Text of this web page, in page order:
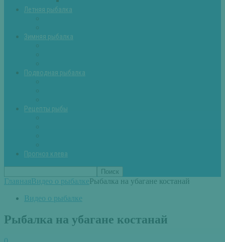
Летняя рыбалка
Зимняя рыбалка
Подводная рыбалка
Рецепты рыбы
Прогноз клева
ГлавнаяВидео о рыбалкеРыбалка на убагане костанай
Видео о рыбалке
Рыбалка на убагане костанай